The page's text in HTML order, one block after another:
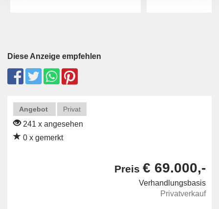
Diese Anzeige empfehlen
Angebot Privat
241 x angesehen
0 x gemerkt
Preis € 69.000,-
Verhandlungsbasis
Privatverkauf